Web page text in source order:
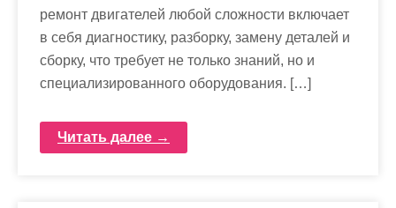
ремонт двигателей любой сложности включает
в себя диагностику, разборку, замену деталей и
сборку, что требует не только знаний, но и
специализированного оборудования. […]
Читать далее →